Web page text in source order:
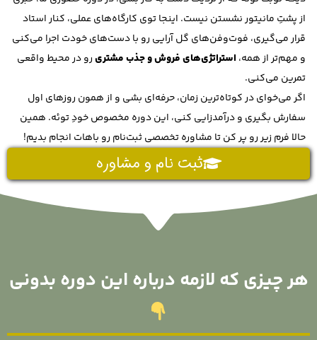
از پشتِ مانیتور نشستن نیست. اینجا توی کارگاه‌های عملی، کنار استاد
قرار می‌گیری، فوت‌وفن‌های گل آرایی رو با دست‌های خودت اجرا می‌کنی
و مهم‌تر از همه، استراتژی‌های فروش و جذب مشتریرو در محیط واقعی
تمرین می‌کنی.
اگر می‌خوای در کوتاه‌ترین زمان، حرفه‌ای بشی و از همون روزهای اول
سفارش بگیری و درآمدزایی کنی، این دوره مخصوص خودِ توئه. همین
حالا فرم زیر رو پر کن تا مشاوره تخصصی ثبت‌نام رو باهات انجام بدیم!
ثبت نام و مشاوره
هر چیزی که لازمه درباره این دوره بدونی